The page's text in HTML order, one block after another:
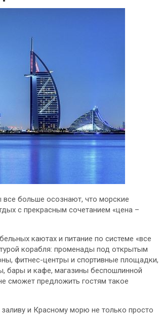
все больше осознают, что морские
с прекрасным сочетанием «цена –
каютах и питание по системе «все
корабля: променады под открытым
фитнес-центры и спортивные площадки,
бары и кафе, магазины беспошлинной
сможет предложить гостям такое
и Красному морю не только просто